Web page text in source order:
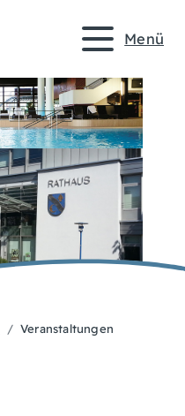
Menü
Veranstaltungen